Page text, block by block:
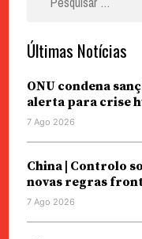
Últimas Notícias
ONU condena
alerta para crise
7 Ago 2026
China | Controlo
novas regras
7 Ago 2026